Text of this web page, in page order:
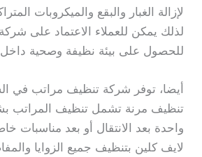
لإزالة الغبار والبقع والميكروبات
لذلك يمكن للعملاء الاعتماد على
للحصول على بيئة نظيفة وصحية داخل
أيضا، توفر شركة تنظيف مراتب في
تنظيف مرنة تشمل تنظيف المراتب
واحدة بعد الانتقال أو بعد مناسبات
لايف كلين بتنظيف جميع الزوايا